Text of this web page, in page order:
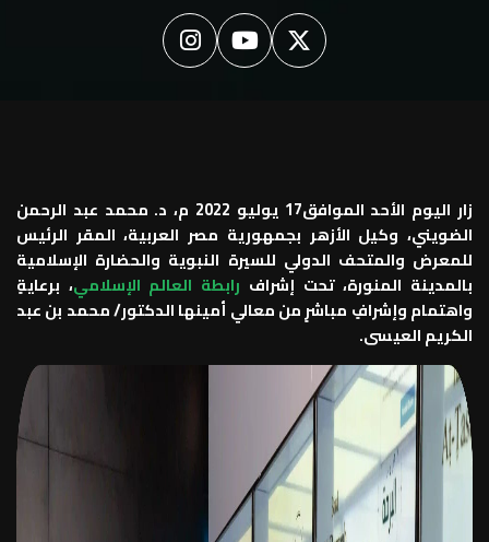
زار اليوم الأحد الموافق17 يوليو 2022 م، د. محمد عبد الرحمن
الضويني، وكيل الأزهر بجمهورية مصر العربية، المقر الرئيس
للمعرض والمتحف الدولي للسيرة النبوية والحضارة الإسلامية
بالمدينة المنورة، تحت إشراف رابطة العالم الإسلامي، برعايةٍ
واهتمام وإشرافٍ مباشرٍ من معالي أمينها الدكتور/ محمد بن عبد
الكريم العيسى.